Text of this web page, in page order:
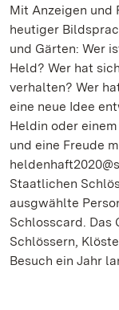
Mit Anzeigen und
heutiger
und Gärten: Wer
Held? Wer hat
verhalten? Wer
eine neue Idee
Heldin oder
und eine Freude
Staatlichen
ausgwählte
Schlosscard. Das
Schlössern,
Besuch ein Jahr